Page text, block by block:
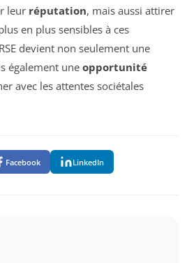
leur réputation, mais aussi attirer
en plus sensibles à ces
devient non seulement une
également une opportunité
avec les attentes sociétales
Facebook LinkedIn